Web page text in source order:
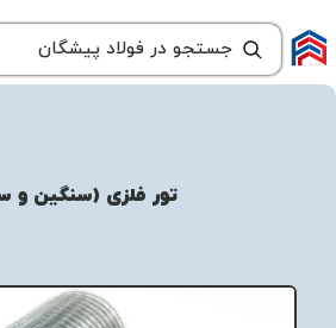
تور فلزی (سنگین و